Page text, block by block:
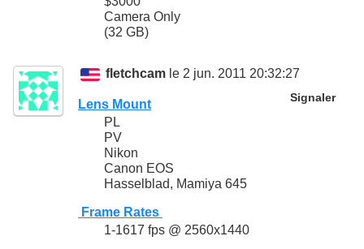
Camera Only
(32 GB)
fletchcam le 2 jun. 2011 20:32:27
Signaler
Lens Mount
PL
PV
Nikon
Canon EOS
Hasselblad, Mamiya 645
Frame Rates
1-1617 fps @ 2560x1440